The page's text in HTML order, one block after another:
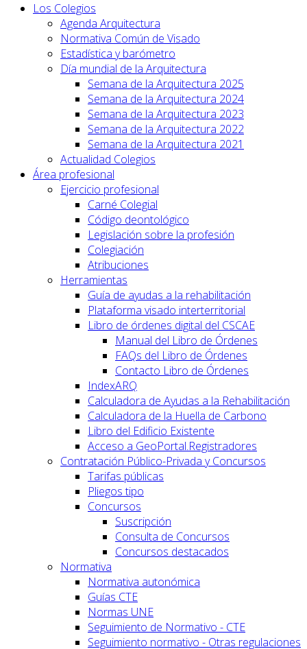
Los Colegios
Agenda Arquitectura
Normativa Común de Visado
Estadística y barómetro
Día mundial de la Arquitectura
Semana de la Arquitectura 2025
Semana de la Arquitectura 2024
Semana de la Arquitectura 2023
Semana de la Arquitectura 2022
Semana de la Arquitectura 2021
Actualidad Colegios
Área profesional
Ejercicio profesional
Carné Colegial
Código deontológico
Legislación sobre la profesión
Colegiación
Atribuciones
Herramientas
Guía de ayudas a la rehabilitación
Plataforma visado interterritorial
Libro de órdenes digital del CSCAE
Manual del Libro de Órdenes
FAQs del Libro de Órdenes
Contacto Libro de Órdenes
IndexARQ
Calculadora de Ayudas a la Rehabilitación
Calculadora de la Huella de Carbono
Libro del Edificio Existente
Acceso a GeoPortal.Registradores
Contratación Público-Privada y Concursos
Tarifas públicas
Pliegos tipo
Concursos
Suscripción
Consulta de Concursos
Concursos destacados
Normativa
Normativa autonómica
Guías CTE
Normas UNE
Seguimiento de Normativo - CTE
Seguimiento normativo - Otras regulaciones